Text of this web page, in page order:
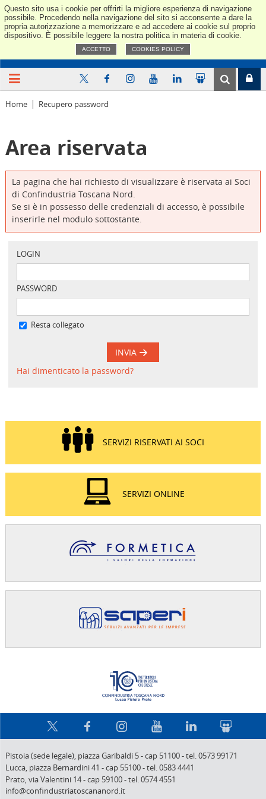
Questo sito usa i cookie per offrirti la migliore esperienza di navigazione
possibile. Procedendo nella navigazione del sito si acconsente a dare la
propria autorizzazione a memorizzare e ad accedere ai cookie sul proprio
dispositivo. È possibile leggere la nostra politica in materia di cookie.
ACCETTO COOKIES POLICY
Home Recupero password
Area riservata
La pagina che hai richiesto di visualizzare è riservata ai Soci
di Confindustria Toscana Nord.
Se si è in possesso delle credenziali di accesso, è possibile
inserirle nel modulo sottostante.
LOGIN
PASSWORD
Resta collegato
INVIA
Hai dimenticato la password?
SERVIZI RISERVATI AI SOCI
SERVIZI ONLINE
Pistoia (sede legale), piazza Garibaldi 5-cap 51100-tel. 0573 99171
Lucca, piazza Bernardini 41 -cap 55100-tel. 0583 4441
Prato,via Valentini 14-cap 59100-tel. 0574 4551
info@confindustriatoscananord.it